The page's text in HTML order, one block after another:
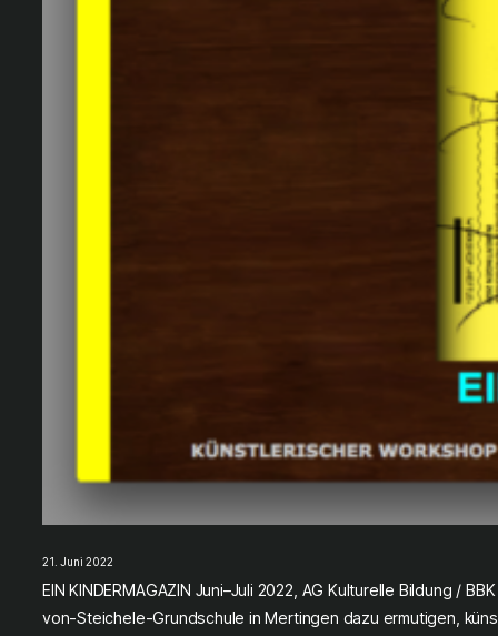
21. Juni 2022
EIN KINDERMAGAZIN Juni–Juli 2022, AG Kulturelle Bildung
von-Steichele-Grundschule in Mertingen dazu ermutigen,